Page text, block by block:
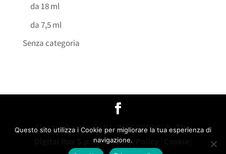
da 18 ml
da 7,5 ml
Senza categoria
Eleganz Beauty © - P.I.: 02633880741| ByThe
Digital Box S.p.A.|Privacy/Policy
Questo sito utilizza i Cookie per migliorare la tua esperienza di
navigazione.